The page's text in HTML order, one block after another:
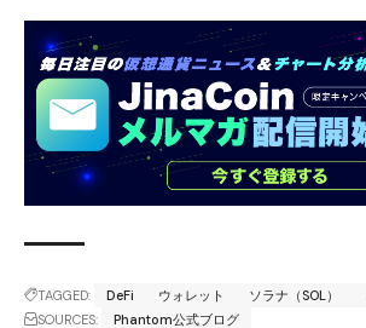
TAGGED: DeFi ウォレット ソラナ（SOL）
SOURCES:
Phantom公式ブログ